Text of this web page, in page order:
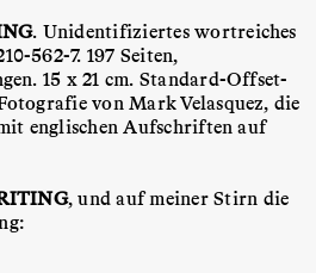
. Unidentifiziertes wortreiches
562-7. 197 Seiten,
15 x 21 cm. Standard-Offset-
von Mark Velasquez, die
englischen Aufschriften auf
, und auf meiner Stirn die